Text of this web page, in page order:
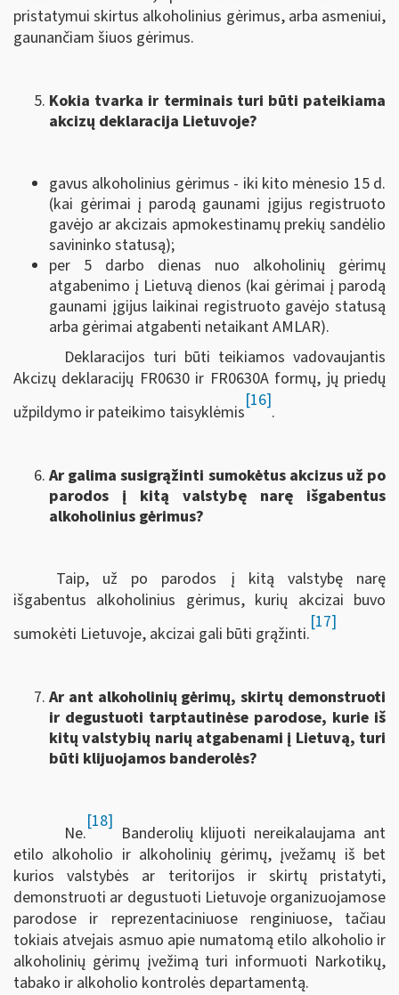
pristatymui skirtus alkoholinius gėrimus, arba asmeniui,
gaunančiam šiuos gėrimus.
Kokia tvarka ir terminais turi būti pateikiama
akcizų deklaracija Lietuvoje?
gavus alkoholinius gėrimus - iki kito mėnesio 15 d.
(kai gėrimai į parodą gaunami įgijus registruoto
gavėjo ar akcizais apmokestinamų prekių sandėlio
savininko statusą);
per 5 darbo dienas nuo alkoholinių gėrimų
atgabenimo į Lietuvą dienos (kai gėrimai į parodą
gaunami įgijus laikinai registruoto gavėjo statusą
arba gėrimai atgabenti netaikant AMLAR).
Deklaracijos turi būti teikiamos vadovaujantis
Akcizų deklaracijų FR0630 ir FR0630A formų, jų priedų
užpildymo ir pateikimo taisyklėmis
[16]
.
Ar galima susigrąžinti sumokėtus akcizus už po
parodos į kitą valstybę narę išgabentus
alkoholinius gėrimus?
Taip, už po parodos į kitą valstybę narę
išgabentus alkoholinius gėrimus, kurių akcizai buvo
sumokėti Lietuvoje, akcizai gali būti grąžinti.
[17]
Ar ant alkoholinių gėrimų, skirtų demonstruoti
ir degustuoti tarptautinėse parodose, kurie iš
kitų valstybių narių atgabenami į Lietuvą, turi
būti klijuojamos banderolės?
Ne.
[18]
Banderolių klijuoti nereikalaujama ant
etilo alkoholio ir alkoholinių gėrimų, įvežamų iš bet
kurios valstybės ar teritorijos ir skirtų pristatyti,
demonstruoti ar degustuoti Lietuvoje organizuojamose
parodose ir reprezentaciniuose renginiuose, tačiau
tokiais atvejais asmuo apie numatomą etilo alkoholio ir
alkoholinių gėrimų įvežimą turi informuoti Narkotikų,
tabako ir alkoholio kontrolės departamentą.